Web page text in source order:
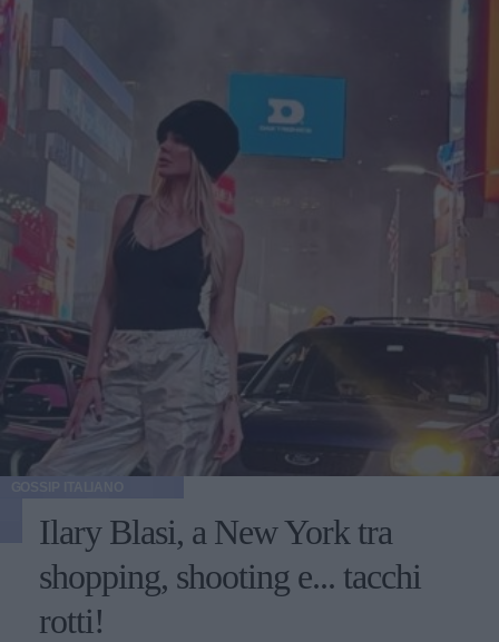
Ilary Blasi, a New York tra
shopping, shooting e... tacchi
rotti!